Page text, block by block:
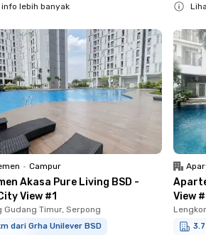
lebih banyak
• Campur
Akasa Pure Living BSD -
View #1
Gudang Timur, Serpong
dari Grha Unilever BSD
View